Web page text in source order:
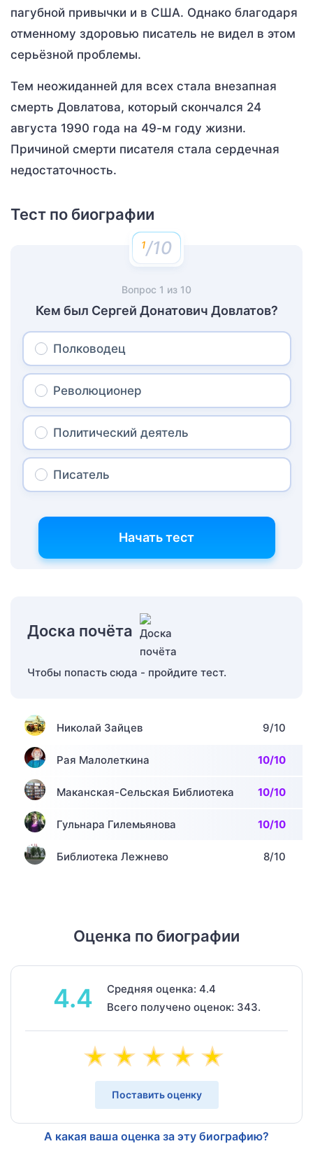
пагубной привычки и в США. Однако благодаря
отменному здоровью писатель не видел в этом
серьёзной проблемы.
Тем неожиданней для всех стала внезапная
смерть Довлатова, который скончался 24
августа 1990 года на 49-м году жизни.
Причиной смерти писателя стала сердечная
недостаточность.
Тест по биографии
/10
Вопрос 1 из 10
Кем был Сергей Донатович Довлатов?
Полководец
Революционер
Политический деятель
Писатель
Начать тест
Доска почёта
Чтобы попасть сюда - пройдите тест.
Николай Зайцев 9/10
Рая Малолеткина 10/10
Маканская-Сельская Библиотека 10/10
Гульнара Гилемьянова 10/10
Библиотека Лежнево 8/10
Оценка по биографии
4.4
Средняя оценка: 4.4
Всего получено оценок: 343.
Поставить оценку
А какая ваша оценка за эту биографию?